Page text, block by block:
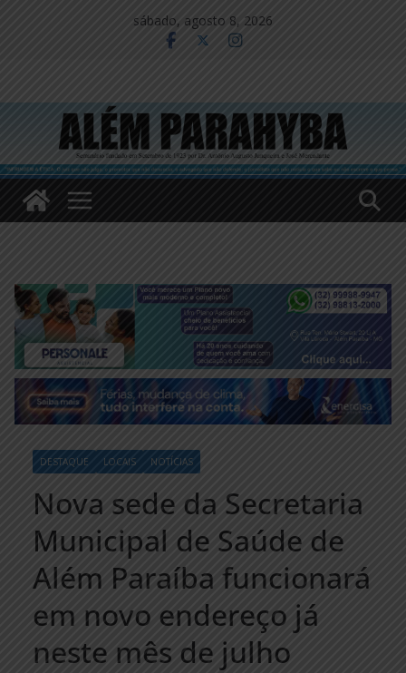
sábado, agosto 8, 2026
DESTAQUE LOCAIS NOTÍCIAS
Nova sede da Secretaria
Municipal de Saúde de
Além Paraíba funcionará
em novo endereço já
neste mês de julho